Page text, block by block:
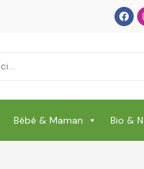
Bébé & Maman Bio &